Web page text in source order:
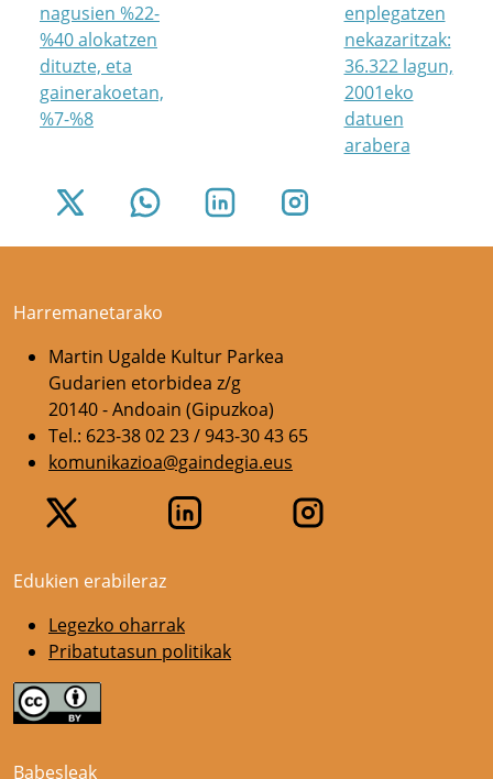
nagusien %22-
%40 alokatzen
dituzte, eta
gainerakoetan,
%7-%8
enplegatzen
nekazaritzak:
36.322 lagun,
2001eko
datuen
arabera
Harremanetarako
Martin Ugalde Kultur Parkea
Gudarien etorbidea z/g
20140 - Andoain (Gipuzkoa)
Tel.: 623-38 02 23 / 943-30 43 65
komunikazioa@gaindegia.eus
Edukien erabileraz
Legezko oharrak
Pribatutasun politikak
Babesleak